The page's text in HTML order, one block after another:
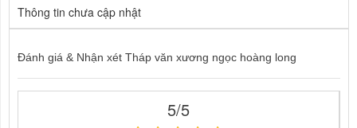
Thông tin chưa cập nhật
Đánh giá & Nhận xét Tháp văn xương ngọc hoàng long
5/5